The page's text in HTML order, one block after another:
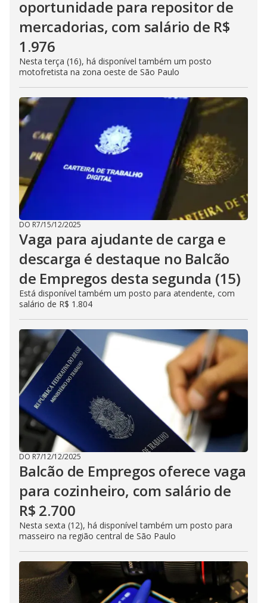
oportunidade para repositor de
mercadorias, com salário de R$
1.976
Nesta terça (16), há disponível também um posto
motofretista na zona oeste de São Paulo
DO R7/15/12/2025
Vaga para ajudante de carga e
descarga é destaque no Balcão
de Empregos desta segunda (15)
Está disponível também um posto para atendente, com
salário de R$ 1.804
DO R7/12/12/2025
Balcão de Empregos oferece vaga
para cozinheiro, com salário de
R$ 2.700
Nesta sexta (12), há disponível também um posto para
masseiro na região central de São Paulo